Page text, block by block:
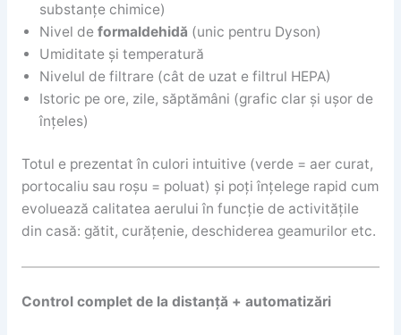
substanțe chimice)
Nivel de formaldehidă (unic pentru Dyson)
Umiditate și temperatură
Nivelul de filtrare (cât de uzat e filtrul HEPA)
Istoric pe ore, zile, săptămâni (grafic clar și ușor de
înțeles)
Totul e prezentat în culori intuitive (verde = aer curat,
portocaliu sau roșu = poluat) și poți înțelege rapid cum
evoluează calitatea aerului în funcție de activitățile
din casă: gătit, curățenie, deschiderea geamurilor etc.
Control complet de la distanță + automatizări